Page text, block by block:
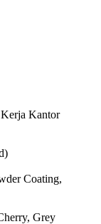
Kantor
Coating,
Grey